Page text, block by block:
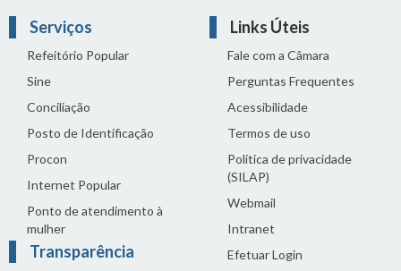
Serviços
Refeitório Popular
Sine
Conciliação
Posto de Identificação
Procon
Internet Popular
Ponto de atendimento à
mulher
Transparência
Links Úteis
Fale com a Câmara
Perguntas Frequentes
Acessibilidade
Termos de uso
Política de privacidade
(SILAP)
Webmail
Intranet
Efetuar Login